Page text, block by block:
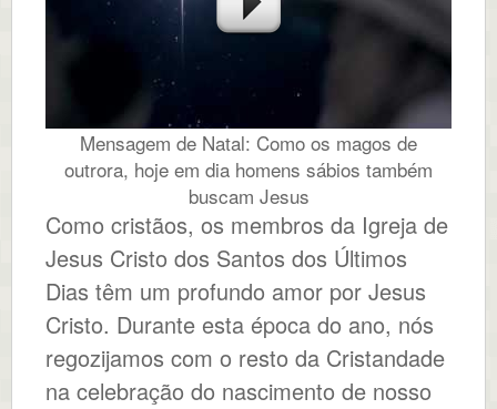
Mensagem de Natal: Como os magos de
outrora, hoje em dia homens sábios também
buscam Jesus
Como cristãos, os membros da Igreja de
Jesus Cristo dos Santos dos Últimos
Dias têm um profundo amor por Jesus
Cristo. Durante esta época do ano, nós
regozijamos com o resto da Cristandade
na celebração do nascimento de nosso